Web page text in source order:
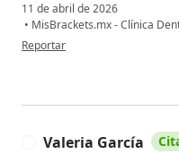
11 de abril de 2026
• MisBrackets.mx - Clínica
en opinión del usuario Nathan
Reportar
Valeria García